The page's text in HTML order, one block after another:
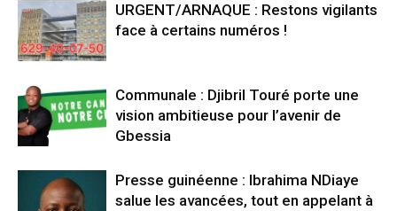
URGENT/ARNAQUE : Restons vigilants
face à certains numéros !
Communale : Djibril Touré porte une
vision ambitieuse pour l’avenir de
Gbessia
Presse guinéenne : Ibrahima NDiaye
salue les avancées, tout en appelant à